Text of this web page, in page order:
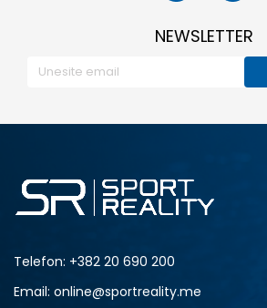
NEWSLETTER
Telefon: +382 20 690 200
Email: online@sportreality.me